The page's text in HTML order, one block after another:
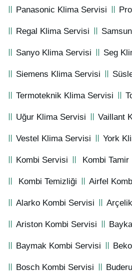
Panasonic Klima Servisi
Regal Klima Servisi
Sanyo Klima Servisi Seg
Siemens Klima Servisi
Termoteknik Klima Servisi
Uğur Klima Servisi Vaillant
Vestel Klima Servisi York
Kombi Servisi Kombi Tamir
Kombi Temizliği Airfel
Alarko Kombi Servisi
Ariston Kombi Servisi
Baymak Kombi Servisi
Bosch Kombi Servisi